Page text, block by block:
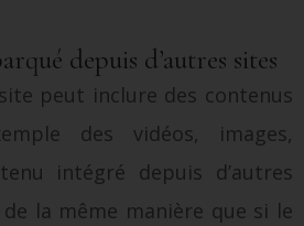
depuis d’autres sites
peut inclure des contenus
des vidéos, images,
intégré depuis d’autres
la même manière que si le